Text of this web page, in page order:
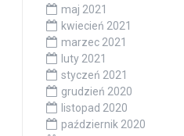
maj 2021
kwiecień 2021
marzec 2021
luty 2021
styczeń 2021
grudzień 2020
listopad 2020
październik 2020